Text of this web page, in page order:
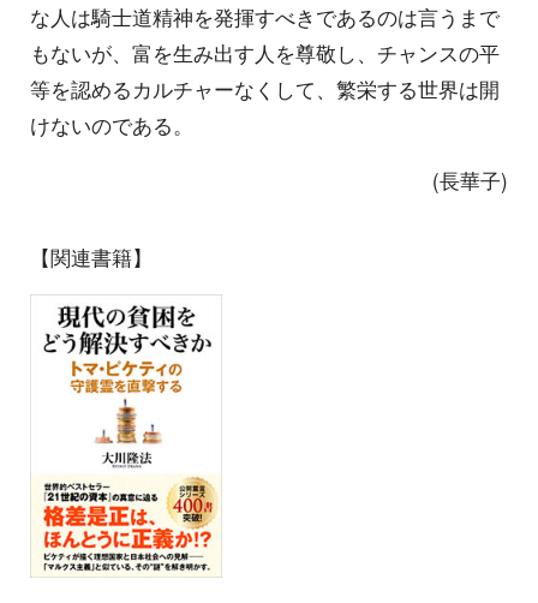
な人は騎士道精神を発揮すべきであるのは言うまで
もないが、富を生み出す人を尊敬し、チャンスの平
等を認めるカルチャーなくして、繁栄する世界は開
けないのである。
(長華子)
【関連書籍】